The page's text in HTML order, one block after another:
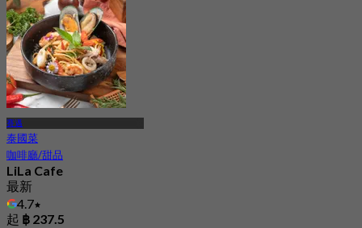
起฿ 363.33
賽邁
泰國菜
咖啡廳/甜品
LiLa Cafe
最新
4.7
起 ฿ 237.5